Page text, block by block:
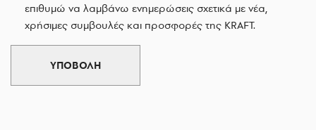
επιθυμώ να λαμβάνω ενημερώσεις σχετικά με νέα,
χρήσιμες συμβουλές και προσφορές της KRAFT.
ΥΠΟΒΟΛΗ